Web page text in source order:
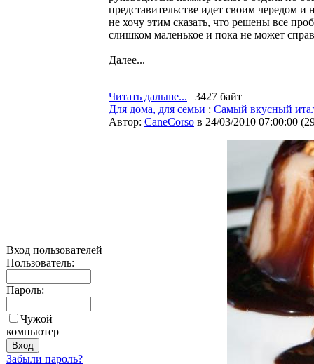
Вход пользователей
Пользователь:
Пароль:
Чужой
компьютер
Забыли пароль?
представительстве идет своим чередом
не хочу этим сказать, что решены все
слишком маленькое и пока не может
Далее...
Читать дальше... | 3427 байт
Для дома, для семьи : Самый вкусный
Автор: CaneCorso в 24/03/2010 07:00:00 (